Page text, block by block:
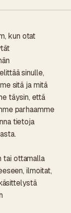
kun otat
sinulle,
sitä ja mitä
täysin, että
parhaamme
tietoja
tai ottamalla
ilmoitat,